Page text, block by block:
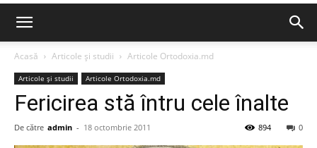
Acasă
Articole şi studii Articole Ortodoxia.md
Articole şi studii Articole Ortodoxia.md
Fericirea stă întru cele înalte
De către admin - 18 octombrie 2011 0
894